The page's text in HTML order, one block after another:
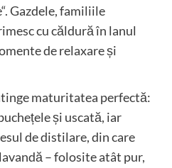
Gazdele, familiile
cu căldură în lanul
de relaxare și
maturitatea perfectă:
și uscată, iar
de distilare, din care
– folosite atât pur,